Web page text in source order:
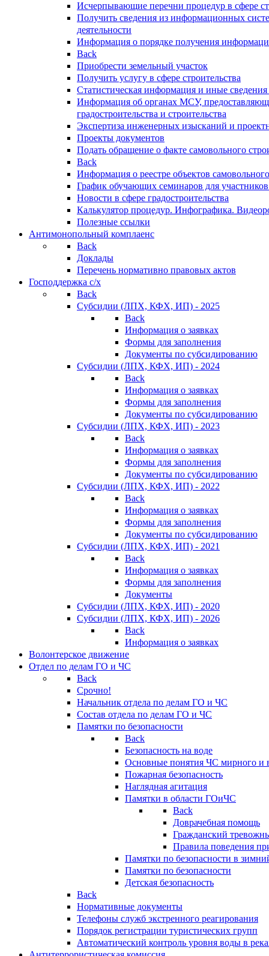
Исчерпывающие перечни процедур в сфере
Получить сведения из информационных
деятельности
Информация о порядке получения
Back
Приобрести земельный участок
Получить услугу в сфере строительства
Статистическая информация и иные сведения
Информация об органах МСУ,
градостроительства и строительства
Экспертиза инженерных изысканий и
Проекты документов
Подать обращение о факте самовольного
Back
Информация о реестре объектов
График обучающих семинаров для участников
Новости в сфере градостроительства
Калькулятор процедур. Инфографика.
Полезные ссылки
Антимонопольный комплаенс
Back
Доклады
Перечень нормативно правовых актов
Господдержка с/х
Back
Субсидии (ЛПХ, КФХ, ИП) - 2025
Back
Информация о заявках
Формы для заполнения
Документы по субсидированию
Субсидии (ЛПХ, КФХ, ИП) - 2024
Back
Информация о заявках
Формы для заполнения
Документы по субсидированию
Субсидии (ЛПХ, КФХ, ИП) - 2023
Back
Информация о заявках
Формы для заполнения
Документы по субсидированию
Субсидии (ЛПХ, КФХ, ИП) - 2022
Back
Информация о заявках
Формы для заполнения
Документы по субсидированию
Субсидии (ЛПХ, КФХ, ИП) - 2021
Back
Информация о заявках
Формы для заполнения
Документы
Субсидии (ЛПХ, КФХ, ИП) - 2020
Субсидии (ЛПХ, КФХ, ИП) - 2026
Back
Информация о заявках
Волонтерское движение
Отдел по делам ГО и ЧС
Back
Срочно!
Начальник отдела по делам ГО и ЧС
Состав отдела по делам ГО и ЧС
Памятки по безопасности
Back
Безопасность на воде
Основные понятия ЧС мирного и
Пожарная безопасность
Наглядная агитация
Памятки в области ГОиЧС
Back
Доврачебная помощь
Гражданский
Правила поведения
Памятки по безопасности в
Памятки по безопасности
Детская безопасность
Back
Нормативные документы
Телефоны служб экстренного реагирования
Порядок регистрации туристических групп
Автоматический контроль уровня воды в